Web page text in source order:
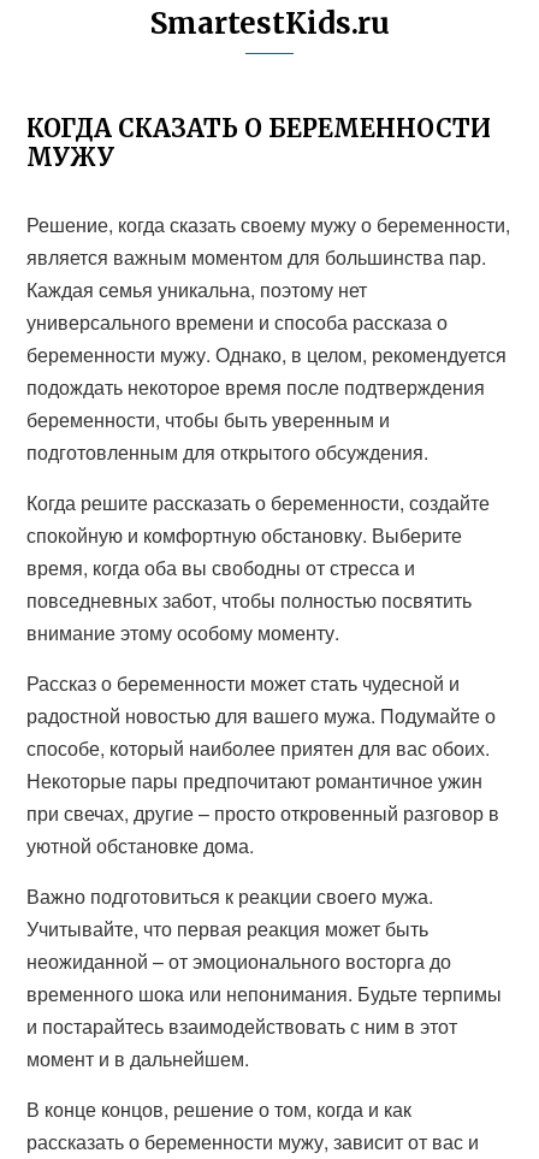
SmartestKids.ru
КОГДА СКАЗАТЬ О БЕРЕМЕННОСТИ
МУЖУ
Решение, когда сказать своему мужу о беременности,
является важным моментом для большинства пар.
Каждая семья уникальна, поэтому нет
универсального времени и способа рассказа о
беременности мужу. Однако, в целом, рекомендуется
подождать некоторое время после подтверждения
беременности, чтобы быть уверенным и
подготовленным для открытого обсуждения.
Когда решите рассказать о беременности, создайте
спокойную и комфортную обстановку. Выберите
время, когда оба вы свободны от стресса и
повседневных забот, чтобы полностью посвятить
внимание этому особому моменту.
Рассказ о беременности может стать чудесной и
радостной новостью для вашего мужа. Подумайте о
способе, который наиболее приятен для вас обоих.
Некоторые пары предпочитают романтичное ужин
при свечах, другие – просто откровенный разговор в
уютной обстановке дома.
Важно подготовиться к реакции своего мужа.
Учитывайте, что первая реакция может быть
неожиданной – от эмоционального восторга до
временного шока или непонимания. Будьте терпимы
и постарайтесь взаимодействовать с ним в этот
момент и в дальнейшем.
В конце концов, решение о том, когда и как
рассказать о беременности мужу, зависит от вас и